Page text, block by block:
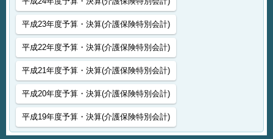
平成23年度予算・決算(介護保険特別会計)
平成22年度予算・決算(介護保険特別会計)
平成21年度予算・決算(介護保険特別会計)
平成20年度予算・決算(介護保険特別会計)
平成19年度予算・決算(介護保険特別会計)